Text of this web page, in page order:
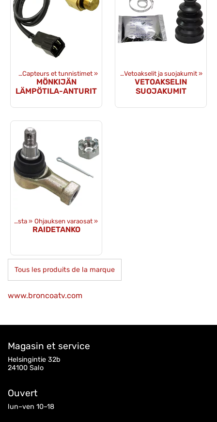
‪» Capteurs et tunnistimet ‪»
MÖNKIJÄN
LÄMPÖTILA-ANTURIT
‪» Transmission et Final Drive ‪» Vetoakselit ja suojakumit ‪»
VETOAKSELIN
SUOJAKUMIT
Amortisseurs et alusta ‪» Ohjauksen varaosat ‪»
RAIDETANKO
Tous les produits de la marque
www.broncoatv.com
Magasin et service
Helsingintie 32b
24100 Salo
Ouvert
lun–ven 10–18